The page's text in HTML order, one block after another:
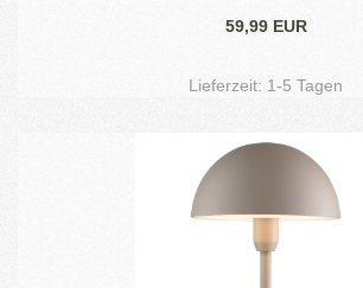
59,99 EUR
Lieferzeit: 1-5 Tagen